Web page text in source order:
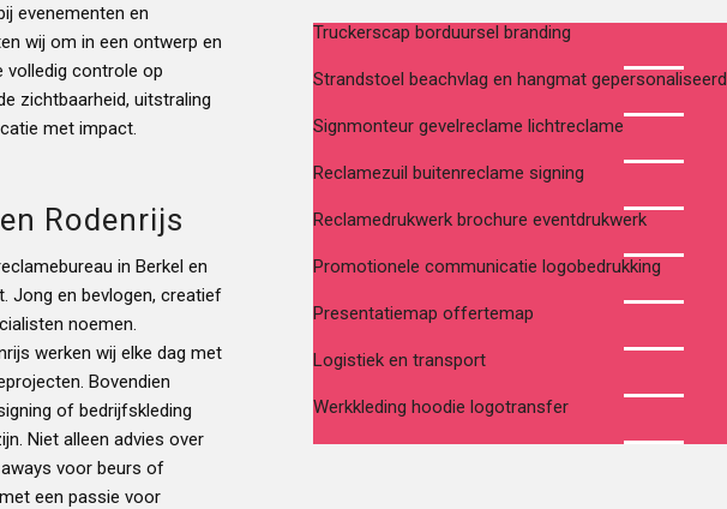
evenementen en
wij om in een ontwerp en
volledig controle op
zichtbaarheid, uitstraling
met impact.
Rodenrijs
in Berkel en
Jong en bevlogen, creatief
noemen.
werken wij elke dag met
Bovendien
of bedrijfskleding
Niet alleen advies over
voor beurs of
een passie voor
Truckerscap borduursel branding
Strandstoel beachvlag en hangmat gepersonaliseerd
Signmonteur gevelreclame lichtreclame
Reclamezuil buitenreclame signing
Reclamedrukwerk brochure eventdrukwerk
Promotionele communicatie logobedrukking
Presentatiemap offertemap
Logistiek en transport
Werkkleding hoodie logotransfer